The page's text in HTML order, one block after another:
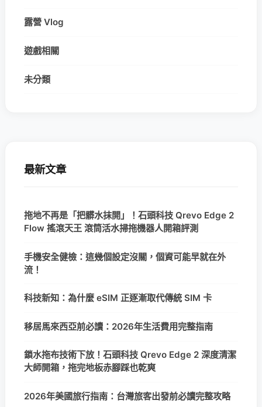
露營 Vlog
遊戲相關
未分類
最新文章
拖地不再是「把髒水抹開」！石頭科技 Qrevo Edge 2
Flow 搖滾天王 滾筒活水掃拖機器人開箱評測
手機安全健檢：這幾個設定沒關，個資可能早就在外
流！
科技新知：為什麼 eSIM 正逐漸取代傳統 SIM 卡
移居馬來西亞前必讀：2026年生活費用完整指南
鎖水拖布技術下放！石頭科技 Qrevo Edge 2 深度清潔
大師開箱，拖完地板赤腳踩也乾爽
2026年美國旅行指南：台灣旅客出發前必讀完整攻略